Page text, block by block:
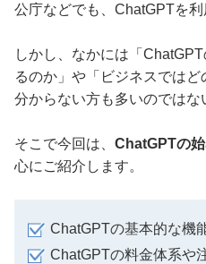
公庁などでも、ChatGPTを利
しかし、なかには「
るのか」や「ビジネスでは
分からない方も多いのではな
そこで今回は、 ChatGPTの
心にご紹介します。
ChatGPTの基本的な機
ChatGPTの料金体系や